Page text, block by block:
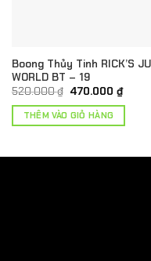
Boong Thủy Tinh RICK’S
WORLD BT – 19
520.000₫ Giá
là:
520.000 ₫.
470.000 ₫Giá
hiện
là:
THÊM VÀO GIỎ HÀNG